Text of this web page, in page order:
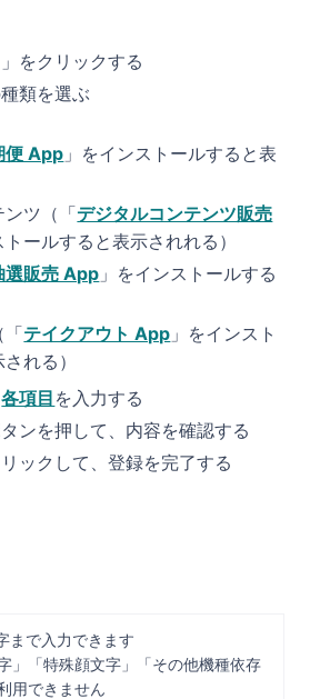
をクリックする
類を選ぶ
便 App 」をインストールすると表
ンツ（「デジタルコンテンツ販売
トールすると表示されれる）
選販売 App 」をインストールする
「テイクアウト App 」をインスト
れる）
各項目 を入力する
ンを押して、内容を確認する
ックして、登録を完了する
まで入力できます
」「特殊顔文字」「その他機種依存
用できません